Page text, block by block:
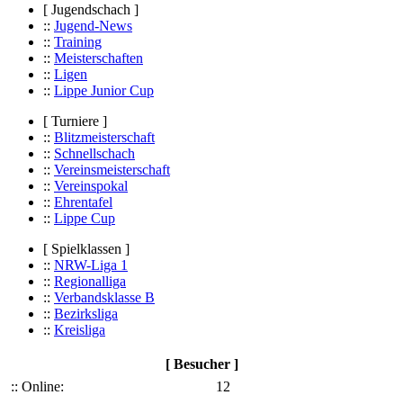
[ Jugendschach ]
:: Jugend-News
:: Training
:: Meisterschaften
:: Ligen
:: Lippe Junior Cup
[ Turniere ]
:: Blitzmeisterschaft
:: Schnellschach
:: Vereinsmeisterschaft
:: Vereinspokal
:: Ehrentafel
:: Lippe Cup
[ Spielklassen ]
:: NRW-Liga 1
:: Regionalliga
:: Verbandsklasse B
:: Bezirksliga
:: Kreisliga
[ Besucher ]
:: Online:
12